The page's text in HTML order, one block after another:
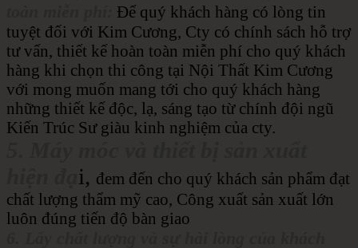
Để quý khách hàng có lòng tin
tuyệt đối với Kim Cương, Cty có chính sách hỗ trợ
tư vấn, thiết kế hoàn toàn miễn phí cho quý khách
hàng khi chọn thi công tại Nội Thất Kim Cương
với mong muốn mang tới cho quý khách hàng
những thiết kế độc, lạ, sáng tạo từ chính đội ngũ
Kiến Trúc Sư giàu kinh nghiệm của cty.
i, đem đến cho quý khách sản phẩm đạt
chất lượng thẩm mỹ cao, Công xuất sản xuất lớn
luôn đúng tiến độ bàn giao